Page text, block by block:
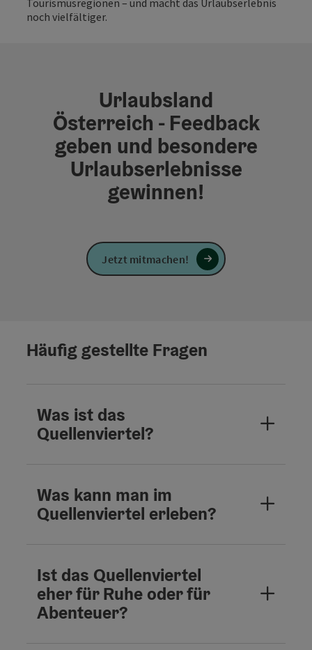
Tourismusregionen – und macht das Urlaubserlebnis
noch vielfältiger.
Urlaubsland
Österreich - Feedback
geben und besondere
Urlaubserlebnisse
gewinnen!
Jetzt mitmachen!
Häufig gestellte Fragen
Was ist das
Quellenviertel?
Was kann man im
Quellenviertel erleben?
Ist das Quellenviertel
eher für Ruhe oder für
Abenteuer?